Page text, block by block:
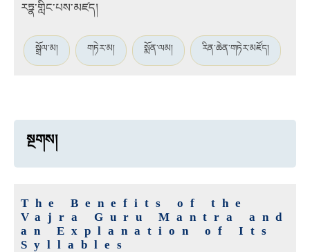
རཏྣ་གླིང་པས་མཛད།
སྒྲོལ་མ། གཏེར་མ། སྨོན་ལམ། རིན་ཆེན་གཏེར་མཛོད།
སྔགས།
The Benefits of the
Vajra Guru Mantra and
an Explanation of Its
Syllables